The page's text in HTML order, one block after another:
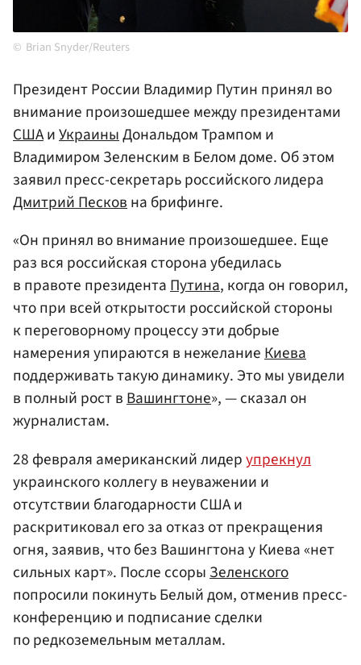
Brian Snyder/Reuters
Президент России Владимир Путин принял во
внимание произошедшее между президентами
СШАиУкраиныДональдом Трампом и
Владимиром Зеленским в Белом доме. Об этом
заявил пресс-секретарь российского лидера
Дмитрий Песковна брифинге.
«Он принял во внимание произошедшее. Еще
раз вся российская сторона убедилась
в правоте президентаПутина, когда он говорил,
что при всей открытости российской стороны
к переговорному процессу эти добрые
намерения упираются в нежеланиеКиева
поддерживать такую динамику. Это мы увидели
в полный рост вВашингтоне», — сказал он
журналистам.
28 февраля американский лидерупрекнул
украинского коллегу в неуважении и
отсутствии благодарности США и
раскритиковал его за отказ от прекращения
огня, заявив, что без Вашингтона у Киева «нет
сильных карт». После ссоры Зеленского
попросили покинуть Белый дом, отменив пресс-
конференцию и подписание сделки
по редкоземельным металлам.